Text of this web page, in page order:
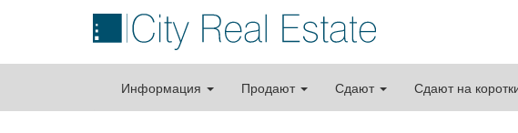
Информация Продают Сдают Сдают на